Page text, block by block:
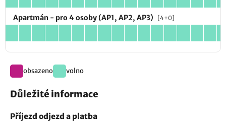
Apartmán - pro 4 osoby (AP1, AP2, AP3) [4+0]
obsazeno volno
Důležité informace
Příjezd odjezd a platba